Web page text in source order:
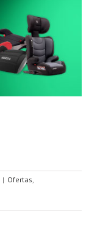
| Ofertas